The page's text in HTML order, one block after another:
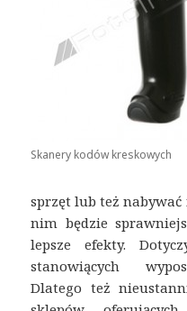
Skanery kodów kreskowych
sprzęt lub też
nim będzie
lepsze efekty.
stanowiących
Dlatego też